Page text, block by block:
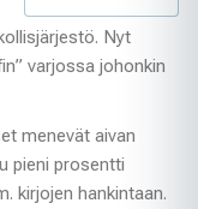
Nyt
varjossa johonkin
menevät aivan
pieni prosentti
kirjojen hankintaan.